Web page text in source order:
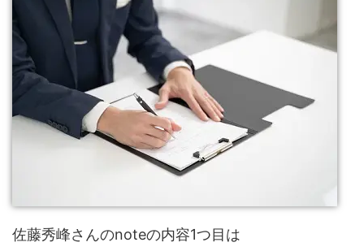
佐藤秀峰さんのnoteの内容1つ目は